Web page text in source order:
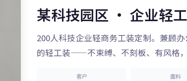
某科技园区 · 企业轻
200人科技企业轻商务工装定制。兼顾
的轻工装——不束缚、不刻板、有风格，
客户 面料